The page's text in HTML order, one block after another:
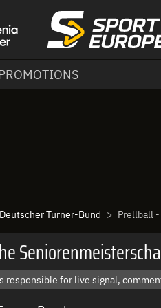
Deutscher Turner-Bund Prellball
responsible for live signal,